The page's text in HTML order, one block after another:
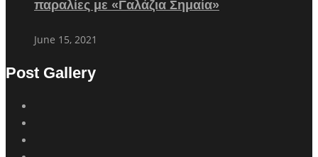
παραλίες με «Γαλάζια Σημαία»
June 15, 2021
Post Gallery